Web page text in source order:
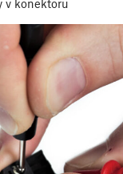
v konektoru